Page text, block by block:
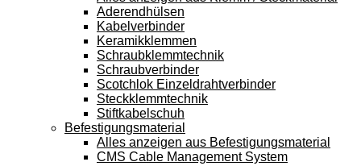
Aderendhülsen
Kabelverbinder
Keramikklemmen
Schraubklemmtechnik
Schraubverbinder
Scotchlok Einzeldrahtverbinder
Steckklemmtechnik
Stiftkabelschuh
Befestigungsmaterial
Alles anzeigen aus Befestigungsmaterial
CMS Cable Management System